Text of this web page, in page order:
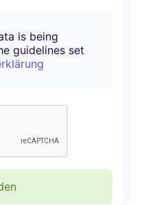
is being
guidelines set